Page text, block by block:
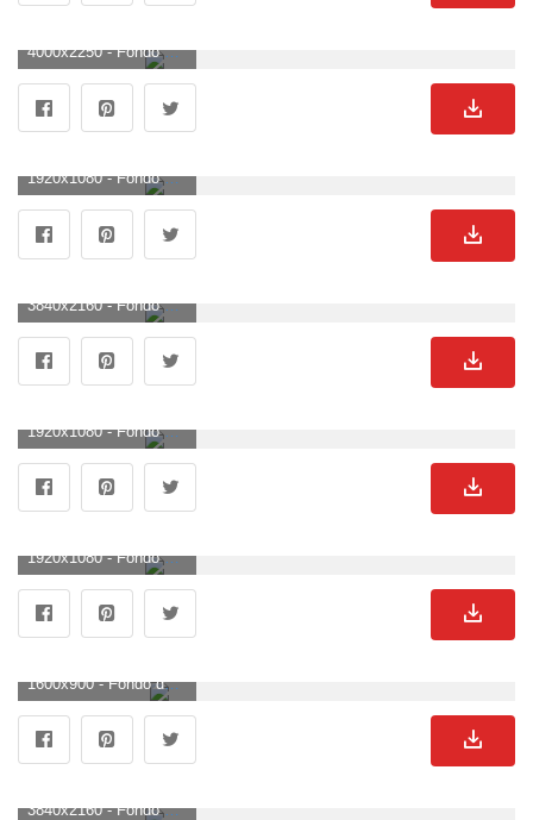
4000x2250 - Fondo de pantalla de 4000x2250. Imágen de Bugatti.
1920x1080 - Fondo de pantalla de 1920x1080. Fondo para computadora HD 1080p de Bugatti.
3840x2160 - Fondo de pantalla de 3840x2160. Imágen 4K Ultra HD de Bugatti.
1920x1080 - Fondo de pantalla de 1920x1080. Imágen HD 1080p de Bugatti.
1920x1080 - Fondo de pantalla de 1920x1080. Imágen HD 1080p de Bugatti.
1600x900 - Fondo de pantalla de 1600x900. Fondo de pantalla de Bugatti.
3840x2160 - Fondo de pantalla de 3840x2160. Wallpaper para escritorio 4K Ultra HD de Bugatti.